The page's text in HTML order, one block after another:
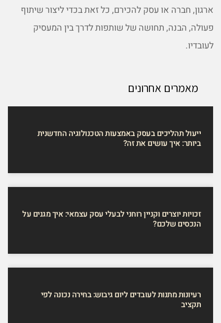
ארגון, חברה או עסק להכירם, כל זאת בכדי ליצור שיתוף
פעולה, הבנה, תחושה של שותפות לדרך בין המעסיק
לעובדיו.
מאמרים אחרונים
ייעול תהליכים בעסק באמצעות הטכנולוגיה החדשנית
ביותר: איך עושים את זה?
זכויות יוצרים וקניין רוחני לבעלי עסק עצמאי: איך מגנים על
הנכסים שלכם?
רעיונות מתנות לעובדים ליום גיבוש: בחירה נכונה לפי
תקציב